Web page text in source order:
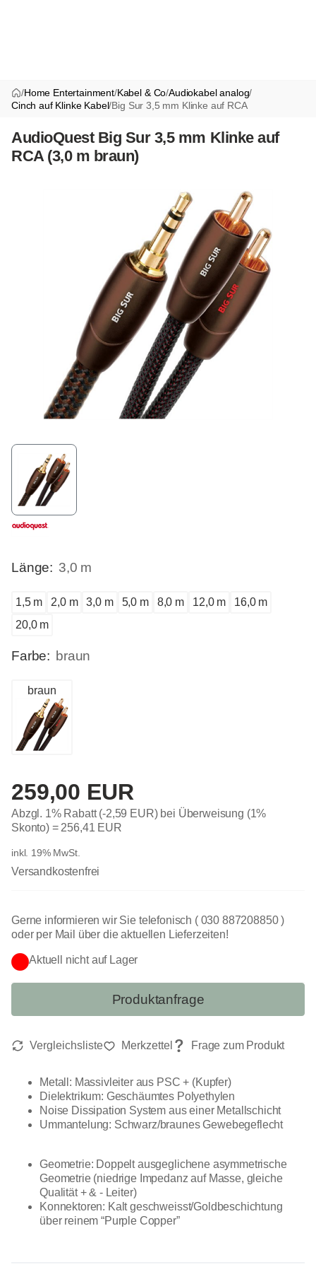
/Home Entertainment/Kabel & Co/Audiokabel analog/
Cinch auf Klinke Kabel/Big Sur 3,5 mm Klinke auf RCA
AudioQuest Big Sur 3,5 mm Klinke auf
RCA (3,0 m braun)
Metall: Massivleiter aus PSC + (Kupfer)
Dielektrikum: Geschäumtes Polyethylen
Noise Dissipation System aus einer Metallschicht
Ummantelung: Schwarz/braunes Gewebegeflecht
Geometrie: Doppelt ausgeglichene asymmetrische
Geometrie (niedrige Impedanz auf Masse, gleiche
Qualität + & - Leiter)
Konnektoren: Kalt geschweisst/Goldbeschichtung
über reinem “Purple Copper”
Länge: 3,0 m
1,5 m 2,0 m 3,0 m 5,0 m 8,0 m 12,0 m
16,0 m
20,0 m
Farbe: braun
braun
259,00 EUR
Abzgl. 1% Rabatt (-2,59 EUR) bei Überweisung (1%
Skonto) = 256,41 EUR
inkl. 19% MwSt.
Versandkostenfrei
Aktuell nicht auf Lager
Gerne informieren wir Sie telefonisch ( 030 887208850 )
oder per Mail über die aktuellen Lieferzeiten!
Produktanfrage